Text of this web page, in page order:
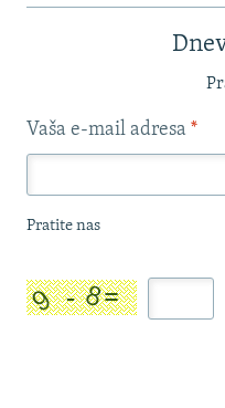
Vaša e-mail adresa *
Pratite nas